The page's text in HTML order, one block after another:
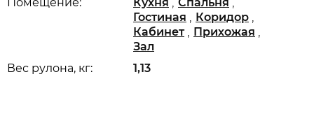
Вес рулона, кг: 1,13
Гостиная , Коридор ,
Кабинет , Прихожая ,
Зал